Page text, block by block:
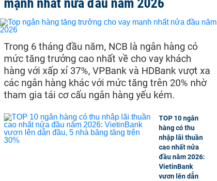
Trong 6 tháng đầu năm, NCB là ngân hàng có
mức tăng trưởng cao nhất về cho vay khách
hàng với xấp xỉ 37%, VPBank và HDBank vượt xa
các ngân hàng khác với mức tăng trên 20% nhờ
tham gia tái cơ cấu ngân hàng yếu kém.
TOP 10 ngân
hàng có thu
nhập lãi thuần
cao nhất nửa
đầu năm 2026:
VietinBank
vươn lên dẫn